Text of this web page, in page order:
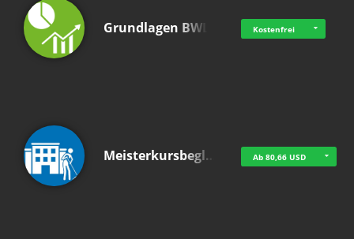
Grundlagen BWL Kostenfrei
Meisterkursbegl… Ab 80,66 USD